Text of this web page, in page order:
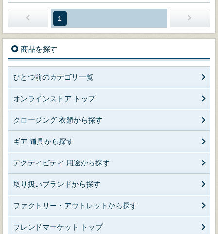
1
商品を探す
ひとつ前のカテゴリ一覧
オンラインストア トップ
クロージング 衣類から探す
ギア 道具から探す
アクティビティ 用途から探す
取り扱いブランドから探す
ファクトリー・アウトレットから探す
フレンドマーケット トップ